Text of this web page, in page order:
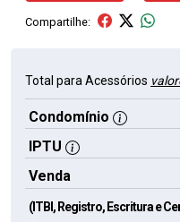
Compartilhe:
Total para Acessórios
Condomínio
IPTU
Venda
(ITBI, Registro, Escritura e